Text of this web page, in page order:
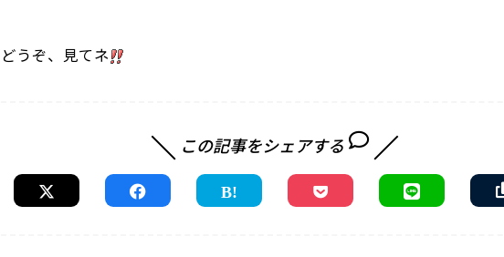
どうぞ、見てネ
この記事をシェアする